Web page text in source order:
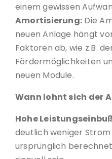
einem gewissen
Amortisierung: Die
neuen Anlage hängt
Faktoren ab, wie z.B.
Fördermöglichkeiten
neuen Module.
Wann lohnt sich der
Hohe
deutlich weniger
ursprünglich